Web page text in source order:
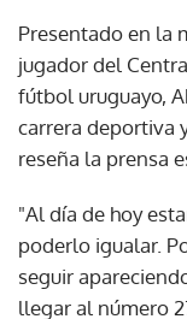
Presentado en la
jugador del
fútbol uruguayo,
carrera deportiva
reseña la prensa
"Al día de hoy
poderlo igualar.
seguir
llegar al número